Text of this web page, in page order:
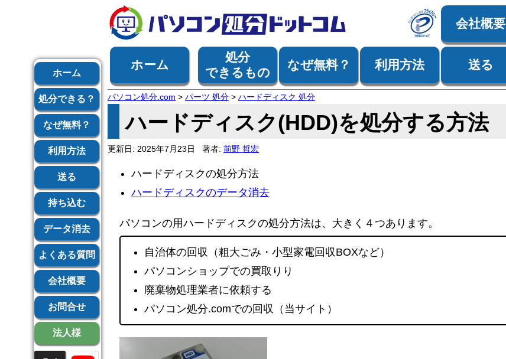
会社概要
ホーム
処分
できるもの
なぜ無料？ 利用方法 送る
パソコン処分.com > パーツ 処分 > ハードディスク 処分
ハードディスク(HDD)を処分する方法
更新日: 2025年7月23日 著者: 前野 哲宏
ハードディスクの処分方法
ハードディスクのデータ消去
パソコンの用ハードディスクの処分方法は、大きく４つあります。
自治体の回収（粗大ごみ・小型家電回収BOXなど）
パソコンショップでの買取りり
廃棄物処理業者に依頼する
パソコン処分.comでの回収（当サイト）
ホーム
処分できる？
なぜ無料？
利用方法
送る
持ち込む
データ消去
よくある質問
会社概要
お問合せ
法人様